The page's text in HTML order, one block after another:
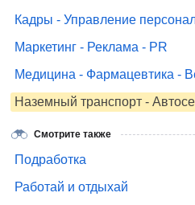
Кадры - Управление
Маркетинг - Реклама - PR
Медицина - Фармацевтика -
Наземный транспорт -
Смотрите также
Подработка
Работай и отдыхай